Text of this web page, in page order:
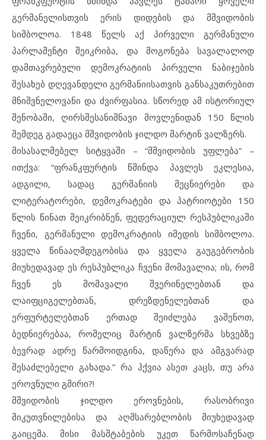
გერმანელისთვის ერის დიდების და მშვიდობის
სიმბოლოა. 1848 წელს აქ პირველი გერმანული
პარლამენტი შეიკრიბა, და მოგონება სავალალოდ
დამთავრებული დემოკრატიის პირველი ნაბიჯების
შესახებ დღევანდელი გერმანიისათვის განსაკუთრებით
მნიშვნელოვანი და ძვირფასია. სწორედ ამ ისტორიულ
შენობაში, ღირსშესანიშნავი მოვლენიდან 150 წლის
შემდეგ გადაეცა მშვიდობის ჯილდო მარტინ ვალზერს.
მისასალმებელ სიტყვაში – “მშვიდობის უფლება” –
ითქვა: “ფრანკფურტის წმინდა პავლეს ეკლესია,
ადგილი, სადაც გერმანიის მეცნიერები და
ლიტერატორები, დემოკრატები და პატრიოტები 150
წლის წინათ შეიკრიბნენ, ფედერაციულ რესპუბლიკაში
ჩვენი, გერმანული დემოკრატიის იმედის სიმბოლოა.
ყველა წინააღმდეგობისა და ყველა გაუგებრობის
მიუხედავად ეს რესპუბლიკა ჩვენი მომავალია; ის, რომ
ჩვენ ეს მომავალი შვერინელებთან და
ლაიფციგელებთან, დრეზდენელებთან და
ერფურტელებთან ერთად შეიძლება ვაშენოთ,
ბედნიერებაა, რომელიც მარტინ ვალზერმა სხვებზე
ბევრად ადრე წარმოიდგინა, დაწერა და ამგვარად
შესაძლებელი გახადა.” რა ჰქვია ასეთ კაცს, თუ არა
ეროვნული გმირი?!
მშვიდობის ჯილდო ეროვნების, რასობრივი
მიკუთვნილებისა და აღმსარებლობის მიუხედავად
გაიცემა. მისი მასშტაბების უკეთ წარმოსაჩენად